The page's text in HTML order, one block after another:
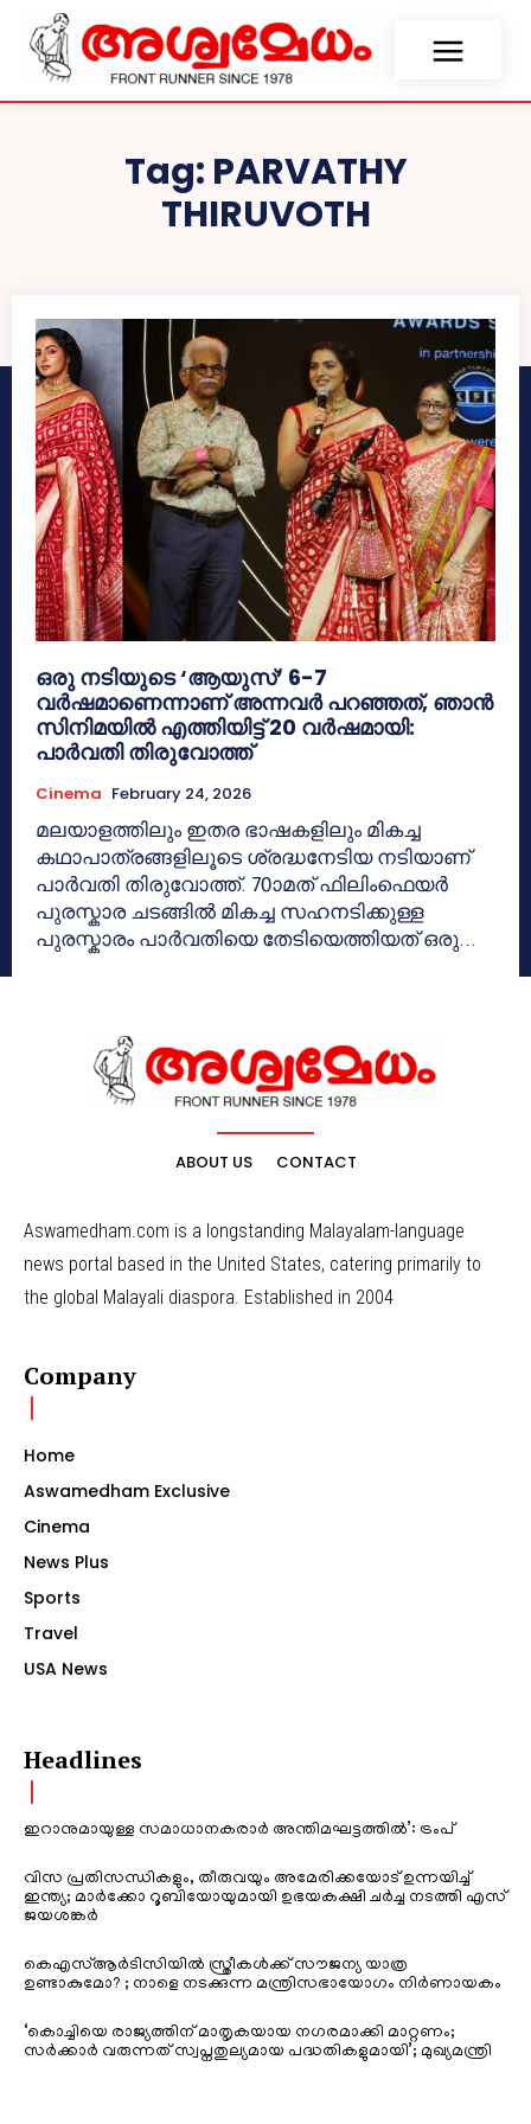
Tag: PARVATHY
THIRUVOTH
ഒരു നടിയുടെ ‘ആയുസ്’ 6-7
വർഷമാണെന്നാണ് അന്നവർ പറഞ്ഞത്, ഞാൻ
സിനിമയിൽ എത്തിയിട്ട് 20 വർഷമായി:
പാർവതി തിരുവോത്ത്
Cinema February 24, 2026
മലയാളത്തിലും ഇതര ഭാഷകളിലും മികച്ച
കഥാപാത്രങ്ങളിലൂടെ ശ്രദ്ധനേടിയ നടിയാണ്
പാർവതി തിരുവോത്ത്. 70ാമത് ഫിലിംഫെയർ
പുരസ്കാര ചടങ്ങിൽ മികച്ച സഹനടിക്കുള്ള
പുരസ്കാരം പാർവതിയെ തേടിയെത്തിയത് ഒരു...
ABOUT US CONTACT
Aswamedham.com is a longstanding Malayalam-language
news portal based in the United States, catering primarily to
the global Malayali diaspora. Established in 2004
Company
Home
Aswamedham Exclusive
Cinema
News Plus
Sports
Travel
USA News
Headlines
ഇറാനുമായുള്ള സമാധാനകരാർ അന്തിമഘട്ടത്തിൽ‌’: ട്രംപ്
വിസ പ്രതിസന്ധികളും, തീരുവയും അമേരിക്കയോട് ഉന്നയിച്ച്
ഇന്ത്യ; മാർക്കോ റൂബിയോയുമായി ഉഭയകക്ഷി ചർച്ച നടത്തി എസ്
ജയശങ്കർ
കെഎസ്ആർടിസിയിൽ സ്ത്രീകൾക്ക് സൗജന്യ യാത്ര
ഉണ്ടാകുമോ? ; നാളെ നടക്കുന്ന മന്ത്രിസഭായോഗം നിർണായകം
‘കൊച്ചിയെ രാജ്യത്തിന് മാതൃകയായ നഗരമാക്കി മാറ്റണം;
സർക്കാർ വരുന്നത് സ്വപ്നതുല്യമായ പദ്ധതികളുമായി’; മുഖ്യമന്ത്രി